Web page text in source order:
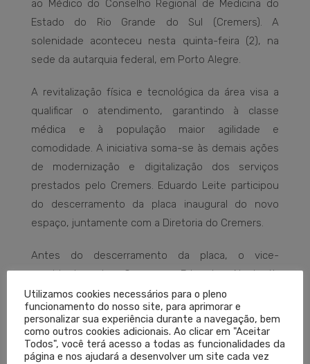
ao Médico do Conselho Regional de Medicina do
Estado do Rio Grande do Sul (Cremers). A
solenidade aconteceu nesta quinta-feira (2), na
sede da autarquia federal, em Porto Alegre.
A revitalização física e tecnológica da área visa a
qualificar o atendimento, garantindo à classe
médica e à população maior agilidade e
comodidade. A iniciativa soma-se às demais ações
de modernização e digitalização dos serviços
prestados pelo Cremers. Eduardo Leite participou
do descerramento da placa inaugural do novo
espaço, juntamente com a Diretoria do Cremers.
Antes do descerramento da placa, o vice-
presidente do Cremers, Eduardo Neubarth
Trindade, apresentou o resultado da pesquisa de
opinião encomendada pelo Conselho sobre a
percepção da sociedade sobre a categoria médica.
O estudo, realizado pelo Instituto Pesquisa de
Utilizamos cookies necessários para o pleno
funcionamento do nosso site, para aprimorar e
personalizar sua experiência durante a navegação, bem
como outros cookies adicionais. Ao clicar em "Aceitar
Todos", você terá acesso a todas as funcionalidades da
página e nos ajudará a desenvolver um site cada vez